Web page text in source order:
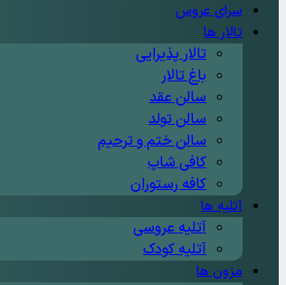
سرای عروس
تالار ها
تالار پذیرایی
باغ تالار
سالن عقد
سالن تولد
سالن ختم و ترحیم
کافی شاپ
کافه رستوران
آتلیه ها
آتلیه عروسی
آتلیه کودک
مزون ها